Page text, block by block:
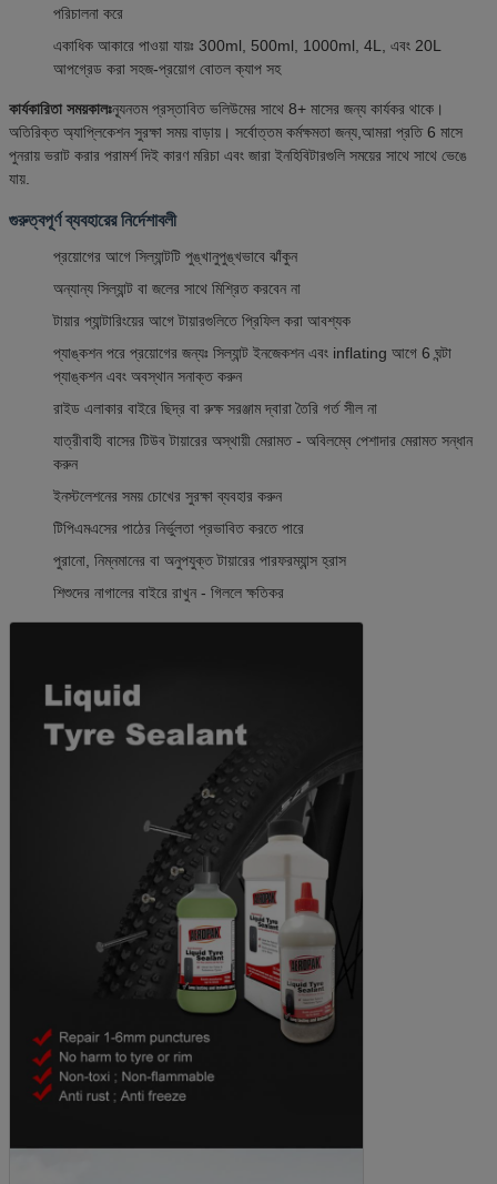
পরিচালনা করে
একাধিক আকারে পাওয়া যায়ঃ 300ml, 500ml, 1000ml, 4L, এবং 20L
আপগ্রেড করা সহজ-প্রয়োগ বোতল ক্যাপ সহ
কার্যকারিতা সময়কালঃন্যূনতম প্রস্তাবিত ভলিউমের সাথে 8+ মাসের জন্য কার্যকর থাকে।
অতিরিক্ত অ্যাপ্লিকেশন সুরক্ষা সময় বাড়ায়। সর্বোত্তম কর্মক্ষমতা জন্য,আমরা প্রতি 6 মাসে
পুনরায় ভরাট করার পরামর্শ দিই কারণ মরিচা এবং জারা ইনহিবিটারগুলি সময়ের সাথে সাথে ভেঙে
যায়.
গুরুত্বপূর্ণ ব্যবহারের নির্দেশাবলী
প্রয়োগের আগে সিল্যান্টটি পুঙ্খানুপুঙ্খভাবে ঝাঁকুন
অন্যান্য সিল্যান্ট বা জলের সাথে মিশ্রিত করবেন না
টায়ার প্যান্টারিংয়ের আগে টায়ারগুলিতে প্রিফিল করা আবশ্যক
প্যাঙ্কশন পরে প্রয়োগের জন্যঃ সিল্যান্ট ইনজেকশন এবং inflating আগে 6 ঘন্টা
প্যাঙ্কশন এবং অবস্থান সনাক্ত করুন
রাইড এলাকার বাইরে ছিদ্র বা রুক্ষ সরঞ্জাম দ্বারা তৈরি গর্ত সীল না
যাত্রীবাহী বাসের টিউব টায়ারের অস্থায়ী মেরামত - অবিলম্বে পেশাদার মেরামত সন্ধান
করুন
ইনস্টলেশনের সময় চোখের সুরক্ষা ব্যবহার করুন
টিপিএমএসের পাঠের নির্ভুলতা প্রভাবিত করতে পারে
পুরানো, নিম্নমানের বা অনুপযুক্ত টায়ারের পারফরম্যান্স হ্রাস
শিশুদের নাগালের বাইরে রাখুন - গিললে ক্ষতিকর